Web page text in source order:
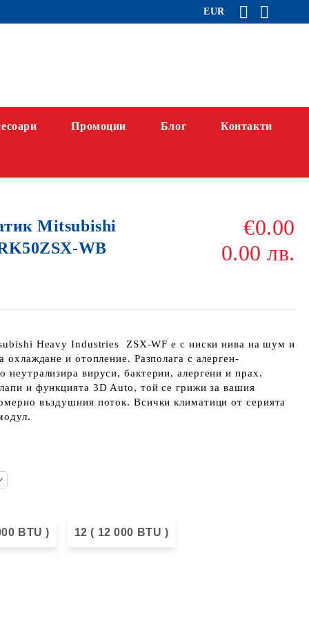
EUR
Промоции Блог Контакти
Mitsubishi
WB
€0.00
0.00 лв.
Heavy Industries ZSX-WF е с ниски нива на шум и
охлаждане и отопление. Разполага с алерген-
неутрализира вируси, бактерии, алергени и прах.
и функцията 3D Auto, той се грижи за вашия
въздушния поток. Всички климатици от серията
BTU ) 12 ( 12 000 BTU )